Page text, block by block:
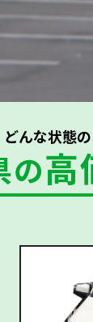
どんな状態
の高